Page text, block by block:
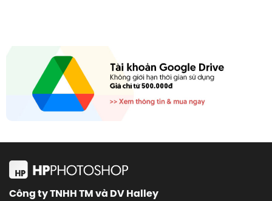
Công ty TNHH TM và DV Halley